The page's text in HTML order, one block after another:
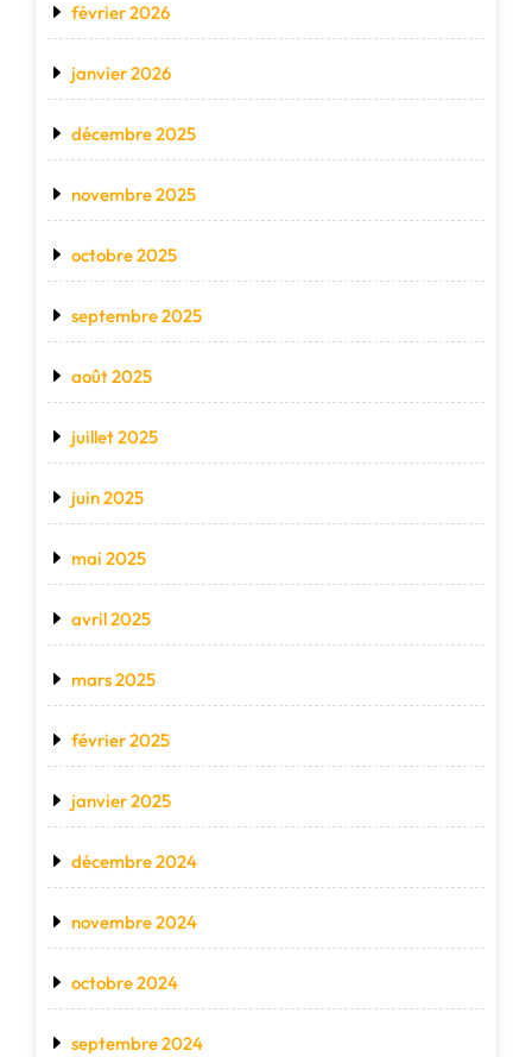
février 2026
janvier 2026
décembre 2025
novembre 2025
octobre 2025
septembre 2025
août 2025
juillet 2025
juin 2025
mai 2025
avril 2025
mars 2025
février 2025
janvier 2025
décembre 2024
novembre 2024
octobre 2024
septembre 2024